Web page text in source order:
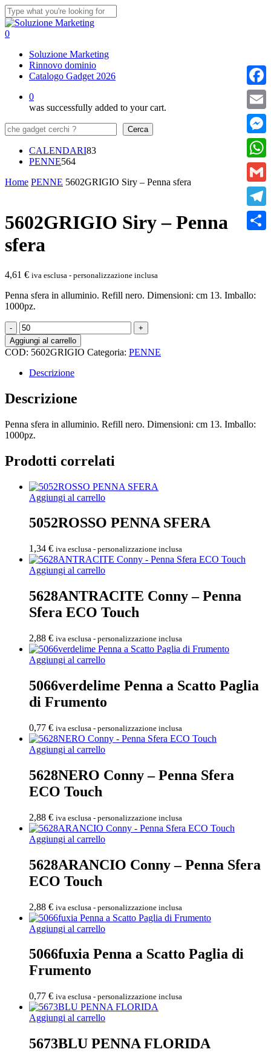
Skip
to
main
Close
Search
0
Soluzione Marketing
Rinnovo dominio
Catalogo Gadget 2026
0
was successfully added to your cart.
Cerca
Cerca
CALENDARI8383
PENNE564564
Home PENNE 5602GRIGIO Siry – Penna sfera
5602GRIGIO Siry – Penna
sfera
4,61 € iva esclusa - personalizzazione inclusa
Penna sfera in alluminio. Refill nero. Dimensioni: cm 13. Imballo:
1000pz.
5602GRIGIO
Siry
-
Penna
sfera
quantità
Aggiungi al carrello
COD: 5602GRIGIO Categoria: PENNE
Descrizione
Descrizione
Penna sfera in alluminio. Refill nero. Dimensioni: cm 13. Imballo:
1000pz.
Prodotti correlati
Aggiungi al carrello
5052ROSSO PENNA SFERA
1,34 € iva esclusa - personalizzazione inclusa
Aggiungi al carrello
5628ANTRACITE Conny – Penna
Sfera ECO Touch
2,88 € iva esclusa - personalizzazione inclusa
Aggiungi al carrello
5066verdelime Penna a Scatto Paglia
di Frumento
0,77 € iva esclusa - personalizzazione inclusa
Aggiungi al carrello
5628NERO Conny – Penna Sfera
ECO Touch
2,88 € iva esclusa - personalizzazione inclusa
Aggiungi al carrello
5628ARANCIO Conny – Penna Sfera
ECO Touch
2,88 € iva esclusa - personalizzazione inclusa
Aggiungi al carrello
5066fuxia Penna a Scatto Paglia di
Frumento
0,77 € iva esclusa - personalizzazione inclusa
Aggiungi al carrello
5673BLU PENNA FLORIDA
Email
Gmail